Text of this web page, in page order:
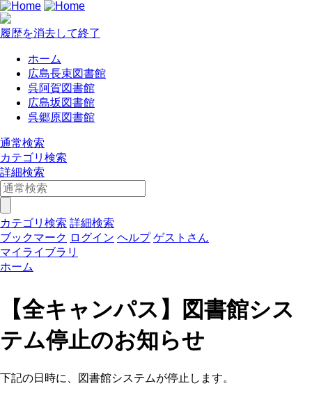
履歴を消去して終了
ホーム
広島長束図書館
呉阿賀図書館
広島坂図書館
呉郷原図書館
通常検索
カテゴリ検索
詳細検索
カテゴリ検索 詳細検索
ブックマーク ログイン ヘルプ ゲストさん
マイライブラリ
ホーム
【全キャンパス】図書館シス
テム停止のお知らせ
下記の日時に、図書館システムが停止します。